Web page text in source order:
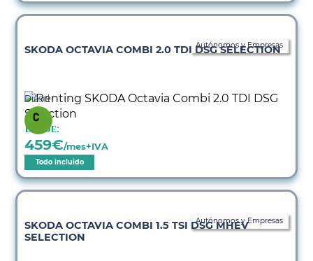
Autónomos y Empresas
SKODA OCTAVIA COMBI 2.0 TDI DSG SELECTION
Diésel
Autónomos y Empresas
Desde:
459€/mes+IVA
Todo incluido
SKODA OCTAVIA COMBI 1.5 TSI DSG MHEV
SELECTION